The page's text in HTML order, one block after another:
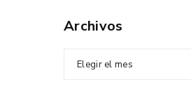
Archivos
Elegir el mes